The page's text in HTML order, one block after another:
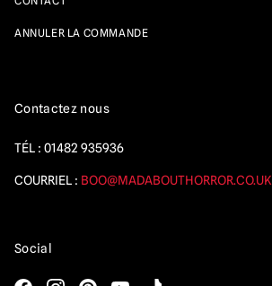
ANNULER LA COMMANDE
Contactez nous
TÉL : 01482 935936
COURRIEL : BOO@MADABOUTHORROR.CO.UK
Social